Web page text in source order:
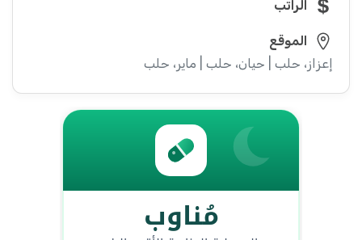
الراتب
الموقع
إعزاز، حلب | حيان، حلب | ماير، حلب